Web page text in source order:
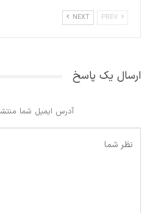
NEXT
ارسال یک پاسخ
آدرس ایمیل شما